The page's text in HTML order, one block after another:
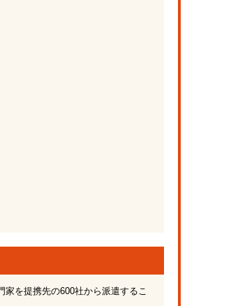
を提携先の600社から派遣するこ